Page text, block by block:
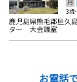
月
3歳
鹿児島県熊毛郡屋久
ター 大会議室
お電話